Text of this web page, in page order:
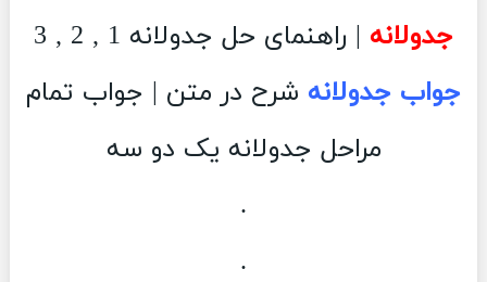
جدولانه | راهنمای حل جدولانه 1 , 2 , 3
جواب جدولانه شرح در متن | جواب تمام
مراحل جدولانه یک دو سه
.
.